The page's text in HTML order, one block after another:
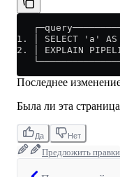
1. │ SELECT 'a'
2. │ EXPLAIN
Последнее
Была ли эта
Да Нет
Предложить правки